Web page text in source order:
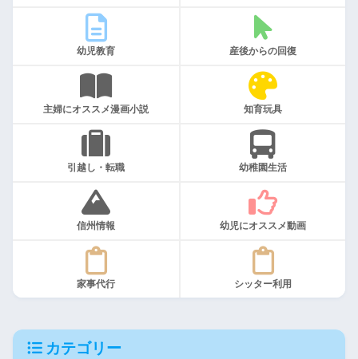
幼児教育 産後からの回復
主婦にオススメ漫画小説 知育玩具
引越し・転職 幼稚園生活
信州情報 幼児にオススメ動画
家事代行 シッター利用
カテゴリー